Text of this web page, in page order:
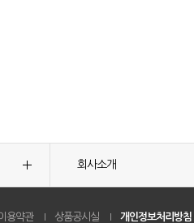
회사소개
용약관 상품공시실 개인정보처리방침